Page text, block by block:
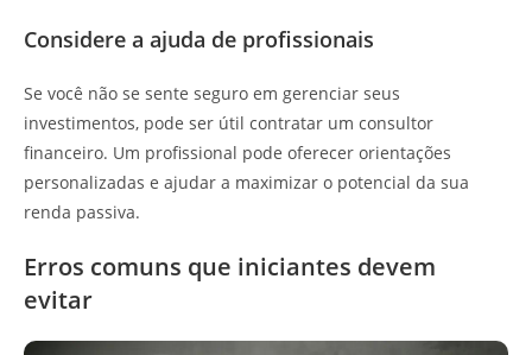
Considere a ajuda de profissionais
Se você não se sente seguro em gerenciar seus
investimentos, pode ser útil contratar um consultor
financeiro. Um profissional pode oferecer orientações
personalizadas e ajudar a maximizar o potencial da sua
renda passiva.
Erros comuns que iniciantes devem
evitar